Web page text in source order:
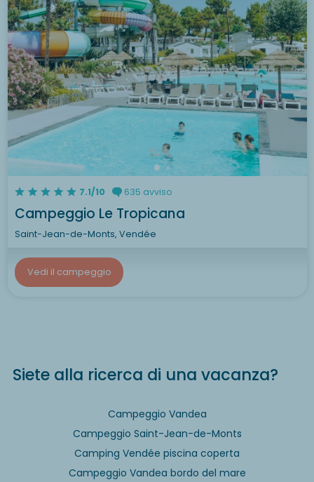
7.1/10 635 avviso
Campeggio Le Tropicana
Saint-Jean-de-Monts, Vendée
Vedi il campeggio
Siete alla ricerca di una vacanza?
Campeggio Vandea
Campeggio Saint-Jean-de-Monts
Camping Vendée piscina coperta
Campeggio Vandea bordo del mare